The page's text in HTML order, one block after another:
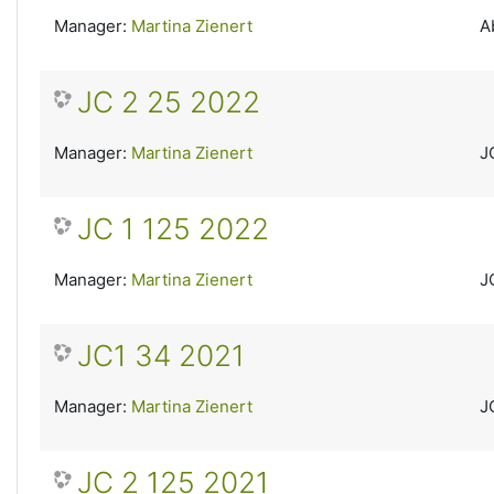
Manager: Martina Zienert
JC 2 25 2022
Manager: Martina Zienert
JC 1 125 2022
Manager: Martina Zienert
JC1 34 2021
Manager: Martina Zienert
JC 2 125 2021